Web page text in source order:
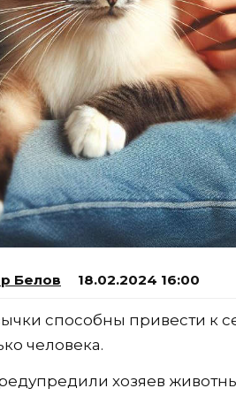
Белов 18.02.2024 16:00
способны привести к
человека.
хозяев